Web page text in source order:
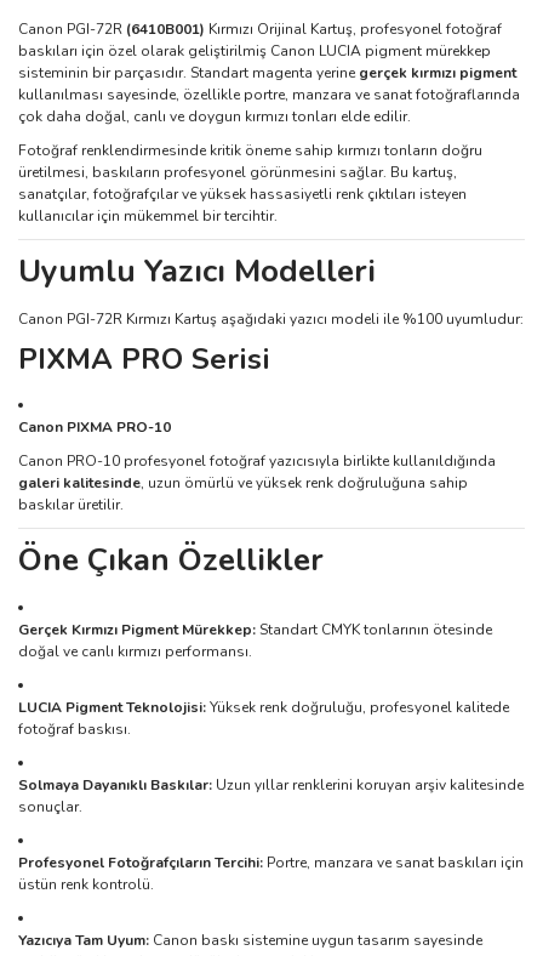
Canon PGI-72R (6410B001) Kırmızı Orijinal Kartuş, profesyonel fotoğraf
baskıları için özel olarak geliştirilmiş Canon LUCIA pigment mürekkep
sisteminin bir parçasıdır. Standart magenta yerine gerçek kırmızı pigment
kullanılması sayesinde, özellikle portre, manzara ve sanat fotoğraflarında
çok daha doğal, canlı ve doygun kırmızı tonları elde edilir.
Fotoğraf renklendirmesinde kritik öneme sahip kırmızı tonların doğru
üretilmesi, baskıların profesyonel görünmesini sağlar. Bu kartuş,
sanatçılar, fotoğrafçılar ve yüksek hassasiyetli renk çıktıları isteyen
kullanıcılar için mükemmel bir tercihtir.
Uyumlu Yazıcı Modelleri
Canon PGI-72R Kırmızı Kartuş aşağıdaki yazıcı modeli ile %100 uyumludur:
PIXMA PRO Serisi
Canon PIXMA PRO-10
Canon PRO-10 profesyonel fotoğraf yazıcısıyla birlikte kullanıldığında
galeri kalitesinde, uzun ömürlü ve yüksek renk doğruluğuna sahip
baskılar üretilir.
Öne Çıkan Özellikler
Gerçek Kırmızı Pigment Mürekkep:Standart CMYK tonlarının ötesinde
doğal ve canlı kırmızı performansı.
LUCIA Pigment Teknolojisi:Yüksek renk doğruluğu, profesyonel kalitede
fotoğraf baskısı.
Solmaya Dayanıklı Baskılar: Uzun yıllar renklerini koruyan arşiv kalitesinde
sonuçlar.
Profesyonel Fotoğrafçıların Tercihi: Portre, manzara ve sanat baskıları için
üstün renk kontrolü.
Yazıcıya Tam Uyum: Canon baskı sistemine uygun tasarım sayesinde